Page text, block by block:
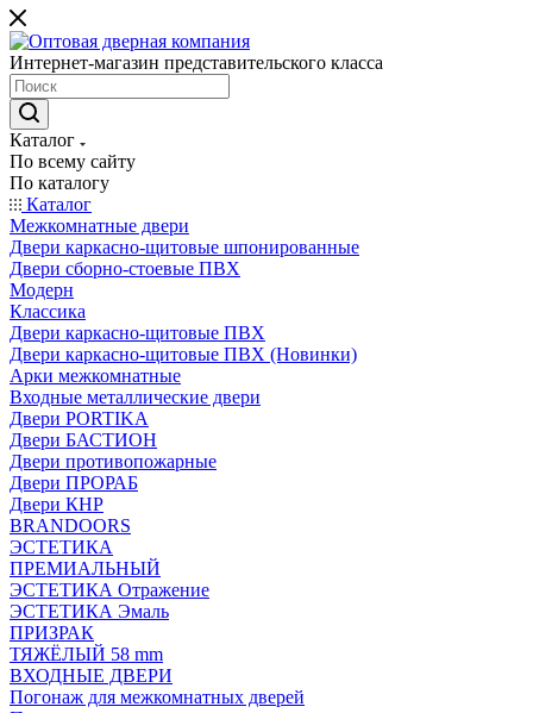
Интернет-магазин представительского класса
Каталог
По всему сайту
По каталогу
Каталог
Межкомнатные двери
Двери каркасно-щитовые шпонированные
Двери сборно-стоевые ПВХ
Модерн
Классика
Двери каркасно-щитовые ПВХ
Двери каркасно-щитовые ПВХ (Новинки)
Арки межкомнатные
Входные металлические двери
Двери PORTIKA
Двери БАСТИОН
Двери противопожарные
Двери ПРОРАБ
Двери КНР
BRANDOORS
ЭСТЕТИКА
ПРЕМИАЛЬНЫЙ
ЭСТЕТИКА Отражение
ЭСТЕТИКА Эмаль
ПРИЗРАК
ТЯЖЁЛЫЙ 58 mm
ВХОДНЫЕ ДВЕРИ
Погонаж для межкомнатных дверей